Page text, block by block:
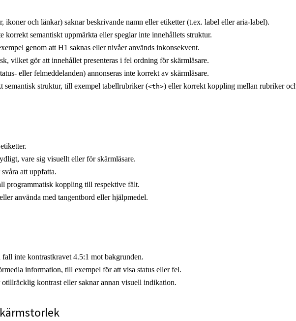
ikoner och länkar) saknar beskrivande namn eller etiketter (t.ex. label eller aria-label).
korrekt semantiskt uppmärkta eller speglar inte innehållets struktur.
genom att H1 saknas eller nivåer används inkonsekvent.
vilket gör att innehållet presenteras i fel ordning för skärmläsare.
eller felmeddelanden) annonseras inte korrekt av skärmläsare.
semantisk struktur, till exempel tabellrubriker (<th>) eller korrekt koppling mellan rubriker
vare sig visuellt eller för skärmläsare.
att uppfatta.
programmatisk koppling till respektive fält.
använda med tangentbord eller hjälpmedel.
inte kontrastkravet 4.5:1 mot bakgrunden.
information, till exempel för att visa status eller fel.
kontrast eller saknar annan visuell indikation.